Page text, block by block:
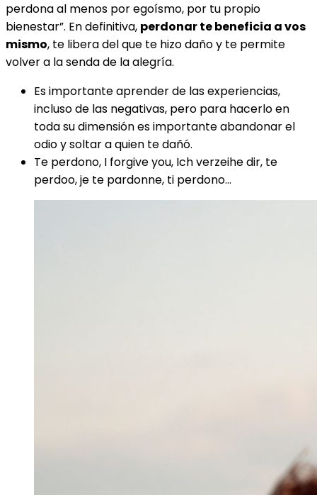
perdona al menos por egoísmo, por tu propio
bienestar”. En definitiva, perdonar te beneficia a vos
mismo, te libera del que te hizo daño y te permite
volver a la senda de la alegría.
Es importante aprender de las experiencias,
incluso de las negativas, pero para hacerlo en
toda su dimensión es importante abandonar el
odio y soltar a quien te dañó.
Te perdono, I forgive you, Ich verzeihe dir, te
perdoo, je te pardonne, ti perdono…